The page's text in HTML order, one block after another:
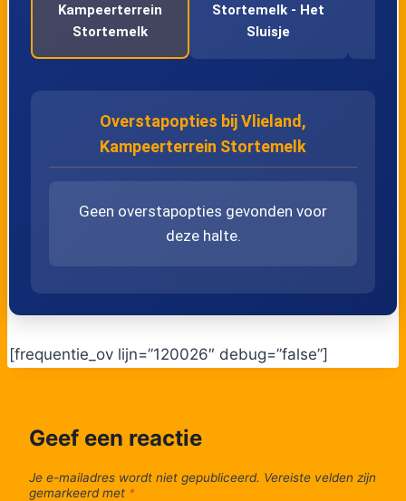
Kampeerterrein
Stortemelk
Stortemelk - Het
Sluisje
Overstapopties bij Vlieland,
Kampeerterrein Stortemelk
Geen overstapopties gevonden voor
deze halte.
[frequentie_ov lijn=”120026″ debug=”false”]
Geef een reactie
Je e-mailadres wordt niet gepubliceerd. Vereiste velden zijn
gemarkeerd met *